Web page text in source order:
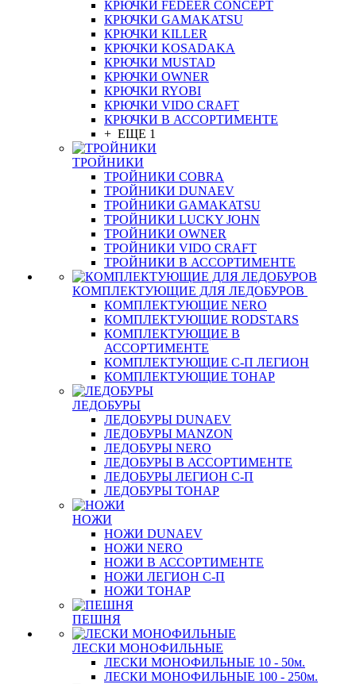
КРЮЧКИ FEDEER CONCEPT
КРЮЧКИ GAMAKATSU
КРЮЧКИ KILLER
КРЮЧКИ KOSADAKA
КРЮЧКИ MUSTAD
КРЮЧКИ OWNER
КРЮЧКИ RYOBI
КРЮЧКИ VIDO CRAFT
КРЮЧКИ В АССОРТИМЕНТЕ
+ ЕЩЕ 1
ТРОЙНИКИ
ТРОЙНИКИ COBRA
ТРОЙНИКИ DUNAEV
ТРОЙНИКИ GAMAKATSU
ТРОЙНИКИ LUCKY JOHN
ТРОЙНИКИ OWNER
ТРОЙНИКИ VIDO CRAFT
ТРОЙНИКИ В АССОРТИМЕНТЕ
КОМПЛЕКТУЮЩИЕ ДЛЯ ЛЕДОБУРОВ
КОМПЛЕКТУЮЩИЕ NERO
КОМПЛЕКТУЮЩИЕ RODSTARS
КОМПЛЕКТУЮЩИЕ В
АССОРТИМЕНТЕ
КОМПЛЕКТУЮЩИЕ С-П ЛЕГИОН
КОМПЛЕКТУЮЩИЕ ТОНАР
ЛЕДОБУРЫ
ЛЕДОБУРЫ DUNAEV
ЛЕДОБУРЫ MANZON
ЛЕДОБУРЫ NERO
ЛЕДОБУРЫ В АССОРТИМЕНТЕ
ЛЕДОБУРЫ ЛЕГИОН С-П
ЛЕДОБУРЫ ТОНАР
НОЖИ
НОЖИ DUNAEV
НОЖИ NERO
НОЖИ В АССОРТИМЕНТЕ
НОЖИ ЛЕГИОН С-П
НОЖИ ТОНАР
ПЕШНЯ
ЛЕСКИ МОНОФИЛЬНЫЕ
ЛЕСКИ МОНОФИЛЬНЫЕ 10 - 50м.
ЛЕСКИ МОНОФИЛЬНЫЕ 100 - 250м.